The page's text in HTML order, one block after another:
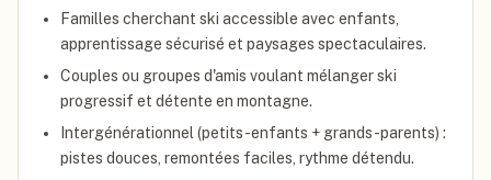
Familles cherchant ski accessible avec enfants,
apprentissage sécurisé et paysages spectaculaires.
Couples ou groupes d'amis voulant mélanger ski
progressif et détente en montagne.
Intergénérationnel (petits-enfants + grands-parents) :
pistes douces, remontées faciles, rythme détendu.